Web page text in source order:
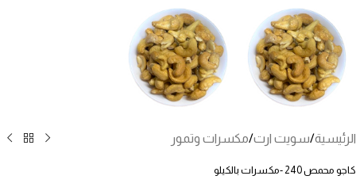
الرئيسية/سويت ارت/مكسرات وتمور
كاجو محمص 240 -مكسرات بالكيلو